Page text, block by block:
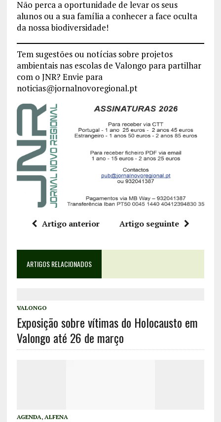
Não perca a oportunidade de levar os seus
alunos ou a sua família a conhecer a face oculta
da nossa biodiversidade!
Tem sugestões ou notícias sobre projetos
ambientais nas escolas de Valongo para partilhar
com o JNR? Envie para
noticias@jornalnovoregional.pt
Artigo anterior Artigo seguinte
ARTIGOS RELACIONADOS
VALONGO
Exposição sobre vítimas do Holocausto em
Valongo até 26 de março
AGENDA, ALFENA